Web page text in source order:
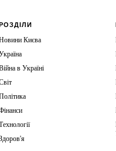
Києва
в Україні